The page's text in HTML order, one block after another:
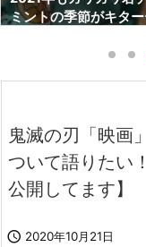
ソフトクリームが営
鬼滅の刃「映画
ついて語りたい
公開してます】
 2020年10月21日